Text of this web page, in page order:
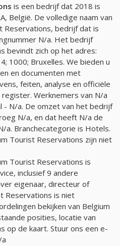
is een bedrijf dat 2018 is
België. De volledige naam van
Reservations, bedrijf dat is
N/a. Het bedrijf
bevindt zich op het adres:
1000; Bruxelles. We bieden u
en documenten met
feiten, analyse en officiële
Werknemers van N/a
- N/a. De omzet van het bedrijf
N/a, en dat heeft N/a de
a. Branchecategorie is Hotels.
Tourist Reservations zijn niet
Tourist Reservations is
inclusief 9 andere
eigenaar, directeur of
Reservations is niet
bekijken van Belgium
posities, locatie van
op de kaart. Stuur ons een e-